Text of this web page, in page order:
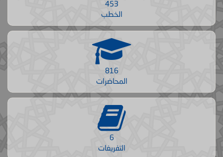
453
الخطب
816
المحاضرات
6
التفريغات